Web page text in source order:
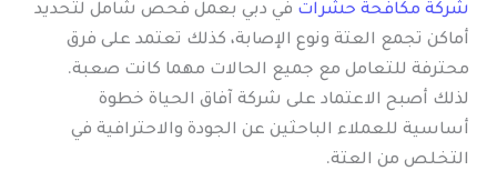
شركة مكافحة حشرات في دبي بعمل فحص شامل لتحديد
أماكن تجمع العتة ونوع الإصابة، كذلك تعتمد على فرق
محترفة للتعامل مع جميع الحالات مهما كانت صعبة.
لذلك أصبح الاعتماد على شركة آفاق الحياة خطوة
أساسية للعملاء الباحثين عن الجودة والاحترافية في
التخلص من العتة.